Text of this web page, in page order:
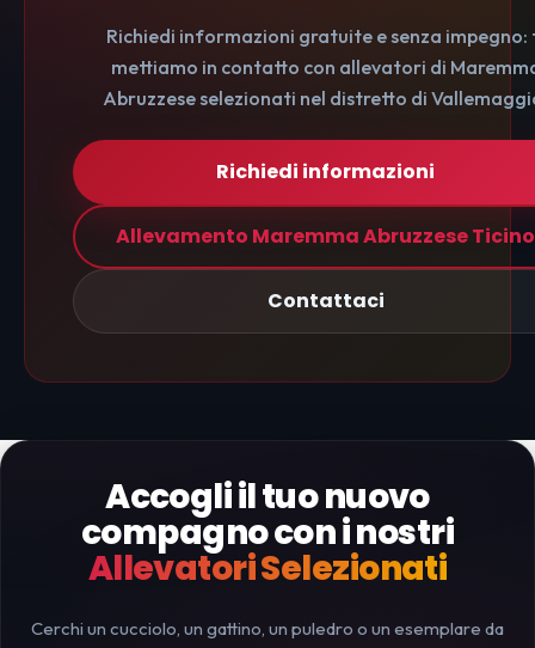
Richiedi informazioni gratuite e senza impegno:
mettiamo in contatto con allevatori di
Abruzzese selezionati nel distretto di
Richiedi informazioni
Allevamento Maremma Abruzzese Ticino
Contattaci
Accogli il tuo nuovo
compagno con i nostri
Allevatori Selezionati
Cerchi un cucciolo, un gattino, un puledro o un esemplare da